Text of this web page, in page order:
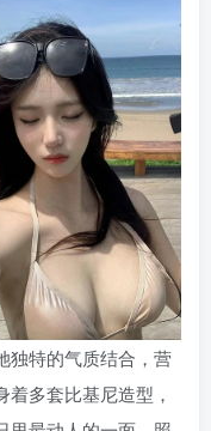
独特的气质结合，营
多套比基尼造型，